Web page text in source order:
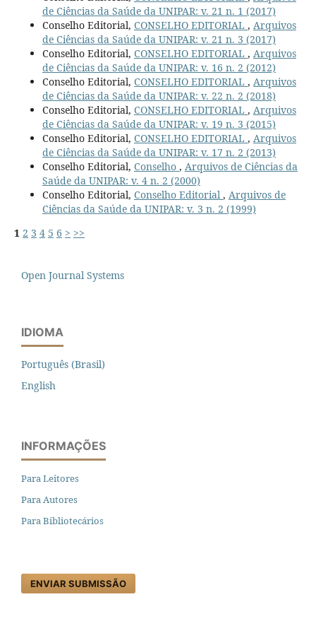
de Ciências da Saúde da UNIPAR: v. 21 n. 1 (2017)
Conselho Editorial, CONSELHO EDITORIAL , Arquivos
de Ciências da Saúde da UNIPAR: v. 21 n. 3 (2017)
Conselho Editorial, CONSELHO EDITORIAL , Arquivos
de Ciências da Saúde da UNIPAR: v. 16 n. 2 (2012)
Conselho Editorial, CONSELHO EDITORIAL , Arquivos
de Ciências da Saúde da UNIPAR: v. 22 n. 2 (2018)
Conselho Editorial, CONSELHO EDITORIAL , Arquivos
de Ciências da Saúde da UNIPAR: v. 19 n. 3 (2015)
Conselho Editorial, CONSELHO EDITORIAL , Arquivos
de Ciências da Saúde da UNIPAR: v. 17 n. 2 (2013)
Conselho Editorial, Conselho , Arquivos de Ciências da
Saúde da UNIPAR: v. 4 n. 2 (2000)
Conselho Editorial, Conselho Editorial , Arquivos de
Ciências da Saúde da UNIPAR: v. 3 n. 2 (1999)
1 2 3 4 5 6 > >>
Open Journal Systems
IDIOMA
Português (Brasil)
English
INFORMAÇÕES
Para Leitores
Para Autores
Para Bibliotecários
ENVIAR SUBMISSÃO